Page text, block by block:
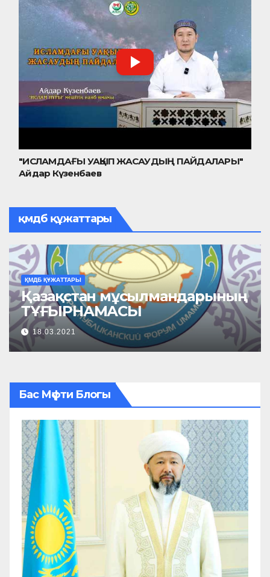
"ИСЛАМДАҒЫ УАҚЫП ЖАСАУДЫҢ ПАЙДАЛАРЫ"
Айдар Күзенбаев
қмдб құжаттары
ҚМДБ ҚҰЖАТТАРЫ
Қазақстан мұсылмандарының
ТҰҒЫРНАМАСЫ
18.03.2021
Бас Мүфти Блогы